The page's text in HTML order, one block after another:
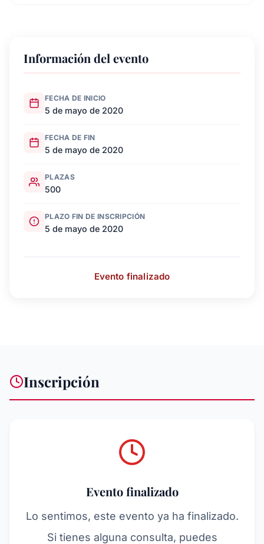
Información del evento
FECHA DE INICIO
5 de mayo de 2020
FECHA DE FIN
5 de mayo de 2020
PLAZAS
500
PLAZO FIN DE INSCRIPCIÓN
5 de mayo de 2020
Evento finalizado
Inscripción
Evento finalizado
Lo sentimos, este evento ya ha finalizado.
Si tienes alguna consulta, puedes